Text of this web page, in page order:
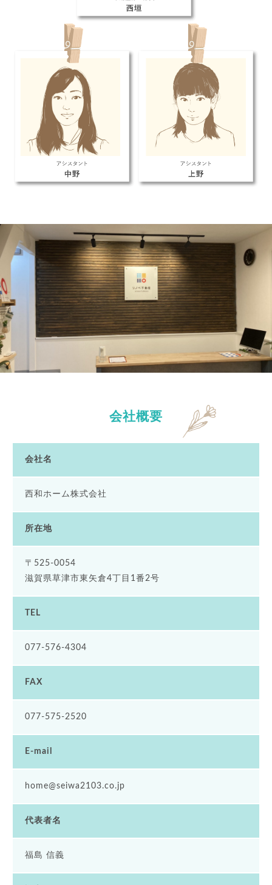
会社概要
会社名
西和ホーム株式会社
所在地
〒525-0054
滋賀県草津市東矢倉4丁目1番2号
TEL
077-576-4304
FAX
077-575-2520
E-mail
home@seiwa2103.co.jp
代表者名
福島 信義